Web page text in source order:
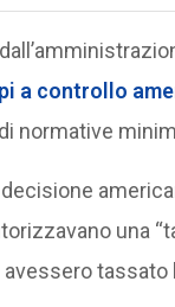
a controllo
normative
una
avessero